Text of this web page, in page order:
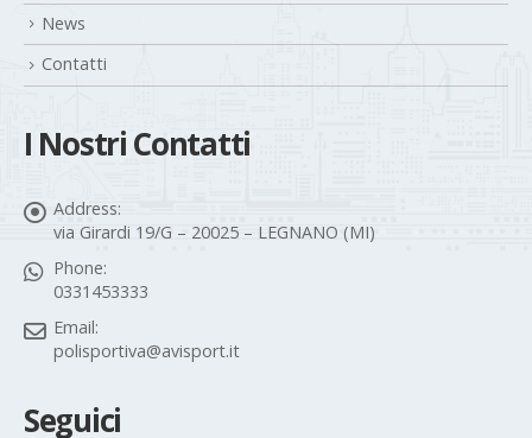
News
Contatti
I Nostri Contatti
Address:
via Girardi 19/G – 20025 – LEGNANO (MI)
Phone:
0331453333
Email:
polisportiva@avisport.it
Seguici